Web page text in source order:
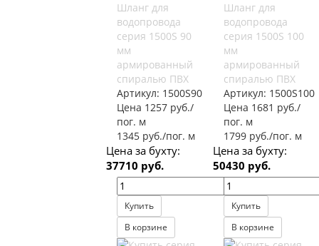
Шланг для
водопровода
серия 1500S 90
мм
армированный
спиралью ПВХ
Артикул: 1500S90
Цена 1257 руб./
пог. м
1345 руб./пог. м
Цена за бухту:
37710 руб.
Купить
В корзине
Шланг для
водопровода
серия 1500S 100
мм
армированный
спиралью ПВХ
Артикул: 1500S100
Цена 1681 руб./
пог. м
1799 руб./пог. м
Цена за бухту:
50430 руб.
Купить
В корзине